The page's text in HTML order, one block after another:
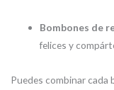
Bombones de
felices y
Puedes combinar cada